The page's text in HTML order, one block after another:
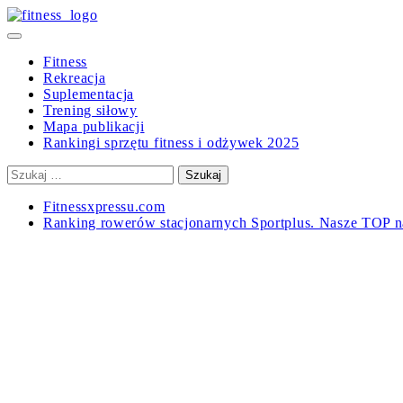
Skip
to
Primary
Fitness
Rekreacja
Suplementacja
Trening siłowy
Mapa publikacji
Rankingi sprzętu fitness i odżywek 2025
Szukaj:
Fitnessxpressu.com
Ranking rowerów stacjonarnych Sportplus. Nasze TOP